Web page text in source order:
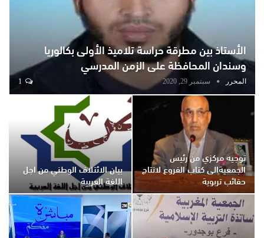
الأستاذ بين مطرقة حراسة تلاميذ الأولى بكالوريا
وسندان المحافظة على الزمن المدرسي
المحرر سبتمبر 29, 2020
توجيه مركزي من رئيس
الجمعيةالى كتاب الفروع لانتاج
حقائب تربوية
بيان الائتلاف الوطني من اجل
اللغة العربية